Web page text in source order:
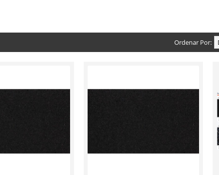
Ordenar Por: